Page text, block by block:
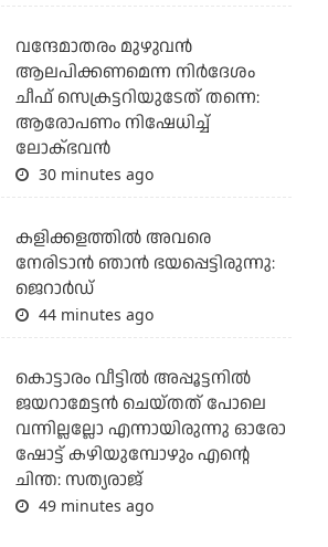
വന്ദേമാതരം മുഴുവന്‍
ആലപിക്കണമെന്ന നിര്‍ദേശം
ചീഫ് സെക്രട്ടറിയുടേത് തന്നെ:
ആരോപണം നിഷേധിച്ച്
ലോക്ഭവന്‍
30 minutes ago
കളിക്കളത്തില്‍ അവരെ
നേരിടാന്‍ ഞാന്‍ ഭയപ്പെട്ടിരുന്നു:
ജെറാര്‍ഡ്
44 minutes ago
കൊട്ടാരം വീട്ടില്‍ അപ്പൂട്ടനില്‍
ജയറാമേട്ടന്‍ ചെയ്തത് പോലെ
വന്നില്ലല്ലോ എന്നായിരുന്നു ഓരോ
ഷോട്ട് കഴിയുമ്പോഴും എന്റെ
ചിന്ത: സത്യരാജ്
49 minutes ago